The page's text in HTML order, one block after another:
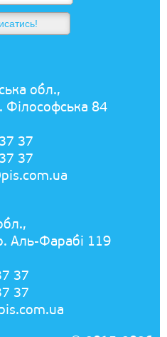
обл.,
Філософська 84
37
37
Аль-Фарабі 119
37
37